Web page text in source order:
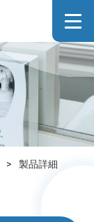
> 製品詳細